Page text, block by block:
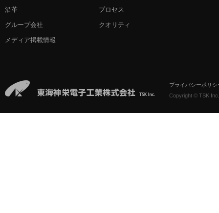
沿革
グループ会社
メディア掲載情報
プロセス
クオリティ
プライバシーポリシ
Copyright © TSK